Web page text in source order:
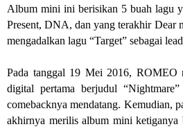
Album mini ini berisikan 5 buah lagu
Present, DNA, dan yang terakhir Dear
mengadalkan lagu “Target” sebagai
Pada tanggal 19 Mei 2016, ROMEO
digital pertama berjudul “Nightmare”
comebacknya mendatang. Kemudian,
akhirnya merilis album mini ketiganya